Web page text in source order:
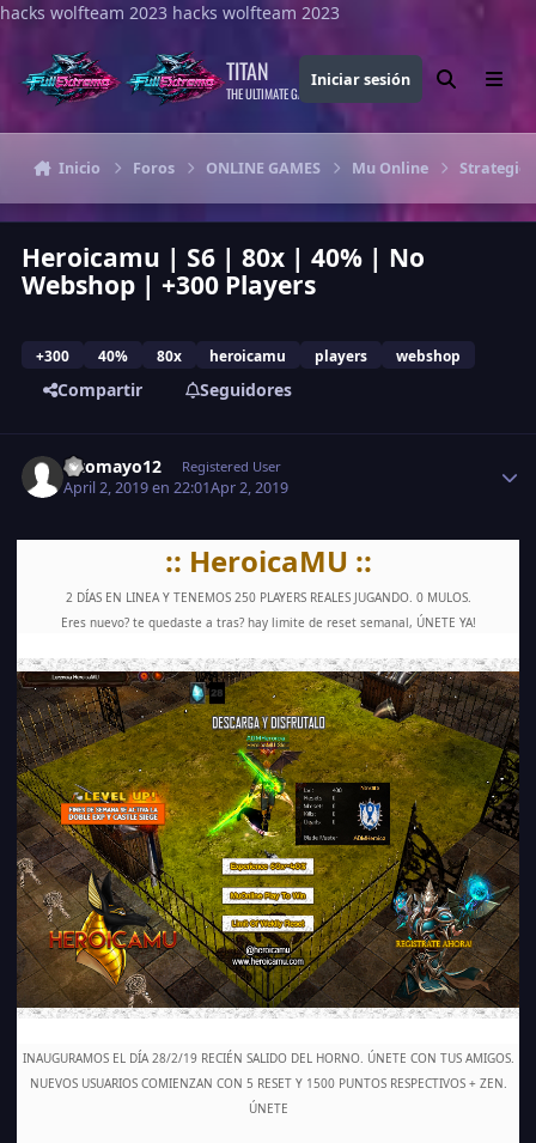
hacks wolfteam 2023 Saltar al contenido
hacks wolfteam 2023
TITAN
THE ULTIMATE GAMING THEME
Iniciar sesión BuscarMenu
Inicio Foros ONLINE GAMES Mu Online
Heroicamu | S6 | 80x | 40% | No
Webshop | +300 Players
+300 40% 80x heroicamu players webshop
Compartir Seguidores
altomayo12 Registered User
April 2, 2019 en 22:01Apr 2, 2019
:: HeroicaMU ::
2 DÍAS EN LINEA Y TENEMOS 250 PLAYERS REALES JUGANDO. 0 MULOS.
Eres nuevo? te quedaste a tras? hay limite de reset semanal, ÚNETE YA!
INAUGURAMOS EL DÍA 28/2/19 RECIÉN SALIDO DEL HORNO. ÚNETE CON TUS AMIGOS.
NUEVOS USUARIOS COMIENZAN CON 5 RESET Y 1500 PUNTOS RESPECTIVOS + ZEN.
ÚNETE